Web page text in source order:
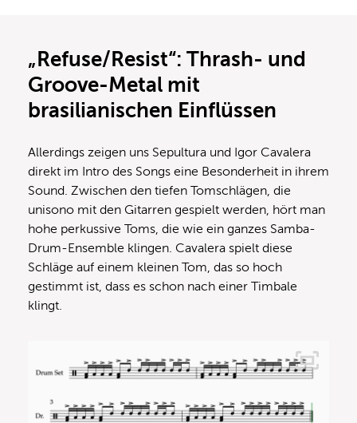
„Refuse/Resist“: Thrash- und
Groove-Metal mit
brasilianischen Einflüssen
Allerdings zeigen uns Sepultura und Igor Cavalera
direkt im Intro des Songs eine Besonderheit in ihrem
Sound. Zwischen den tiefen Tomschlägen, die
unisono mit den Gitarren gespielt werden, hört man
hohe perkussive Toms, die wie ein ganzes Samba-
Drum-Ensemble klingen. Cavalera spielt diese
Schläge auf einem kleinen Tom, das so hoch
gestimmt ist, dass es schon nach einer Timbale
klingt.